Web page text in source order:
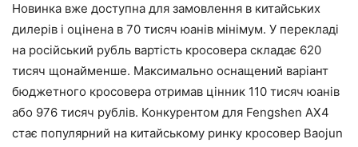
Новинка вже доступна для замовлення в китайських
дилерів і оцінена в 70 тисяч юанів мінімум. У перекладі
на російський рубль вартість кросовера складає 620
тисяч щонайменше. Максимально оснащений варіант
бюджетного кросовера отримав цінник 110 тисяч юанів
або 976 тисяч рублів. Конкурентом для Fengshen AX4
стає популярний на китайському ринку кросовер Baojun